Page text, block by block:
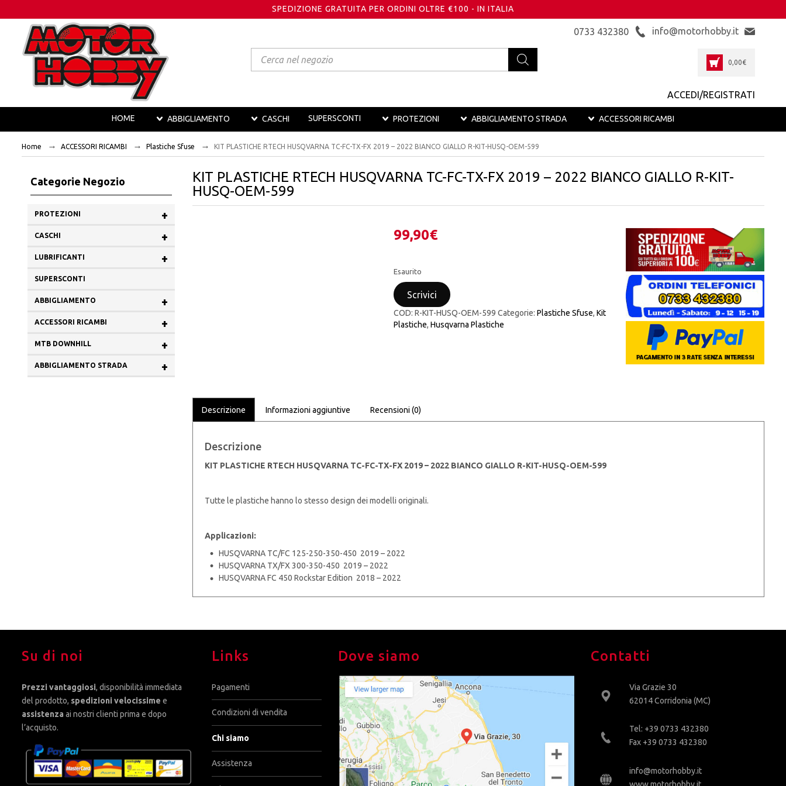
SPEDIZIONE GRATUITA PER ORDINI OLTRE €100 - IN ITALIA
Products
search
info@motorhobby.it
0733 432380
0,00€
ACCEDI/REGISTRATI
HOME ABBIGLIAMENTO CASCHI SUPERSCONTI PROTEZIONI ABBIGLIAMENTO STRADA ACCESSORI RICAMBI
Home ACCESSORI RICAMBI Plastiche Sfuse KIT PLASTICHE RTECH HUSQVARNA TC-FC-TX-FX 2019 – 2022 BIANCO GIALLO R-KIT-HUSQ-OEM-599
Categorie Negozio
+
PROTEZIONI
+
CASCHI
+
LUBRIFICANTI
SUPERSCONTI
+
ABBIGLIAMENTO
+
ACCESSORI RICAMBI
+
MTB DOWNHILL
+
ABBIGLIAMENTO STRADA
KIT PLASTICHE RTECH HUSQVARNA TC-FC-TX-FX 2019 – 2022 BIANCO GIALLO R-KIT-
HUSQ-OEM-599
99,90€
Esaurito
Scrivici
COD:R-KIT-HUSQ-OEM-599 Categorie:Plastiche Sfuse,Kit
Plastiche,Husqvarna Plastiche
Descrizione Informazioni aggiuntive Recensioni (0)
Descrizione
KIT PLASTICHE RTECH HUSQVARNA TC-FC-TX-FX 2019 – 2022 BIANCO GIALLO R-KIT-HUSQ-OEM-599
Tutte le plastiche hanno lo stesso design dei modelli originali.
Applicazioni:
HUSQVARNA TC/FC 125-250-350-450 2019 – 2022
HUSQVARNA TX/FX 300-350-450 2019 – 2022
HUSQVARNA FC 450 Rockstar Edition 2018 – 2022
Su di noi
Prezzi vantaggiosi, disponibilità immediata
del prodotto, spedizioni velocissime e
assistenza ai nostri clienti prima e dopo
l’acquisto.
Links
Pagamenti
Condizioni di vendita
Chi siamo
Assistenza
Dove siamo Contatti
Via Grazie 30
62014 Corridonia (MC)
Tel: +39 0733 432380
Fax +39 0733 432380
info@motorhobby.it